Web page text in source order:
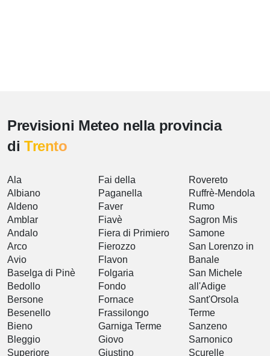
Previsioni Meteo nella provincia
di Trento
Ala
Albiano
Aldeno
Amblar
Andalo
Arco
Avio
Baselga di Pinè
Bedollo
Bersone
Besenello
Bieno
Bleggio
Superiore
Fai della
Paganella
Faver
Fiavè
Fiera di Primiero
Fierozzo
Flavon
Folgaria
Fondo
Fornace
Frassilongo
Garniga Terme
Giovo
Giustino
Rovereto
Ruffrè-Mendola
Rumo
Sagron Mis
Samone
San Lorenzo in
Banale
San Michele
all'Adige
Sant'Orsola
Terme
Sanzeno
Sarnonico
Scurelle